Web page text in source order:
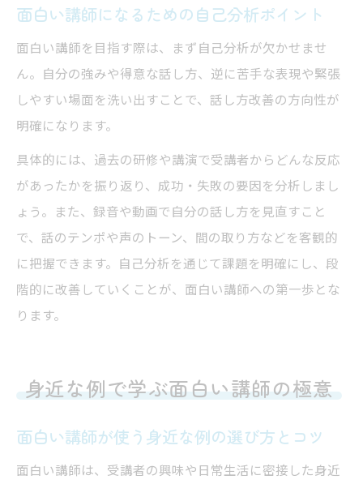
面白い講師になるための自己分析ポイント
面白い講師を目指す際は、まず自己分析が欠かせませ
ん。自分の強みや得意な話し方、逆に苦手な表現や緊張
しやすい場面を洗い出すことで、話し方改善の方向性が
明確になります。
具体的には、過去の研修や講演で受講者からどんな反応
があったかを振り返り、成功・失敗の要因を分析しまし
ょう。また、録音や動画で自分の話し方を見直すこと
で、話のテンポや声のトーン、間の取り方などを客観的
に把握できます。自己分析を通じて課題を明確にし、段
階的に改善していくことが、面白い講師への第一歩とな
ります。
身近な例で学ぶ面白い講師の極意
面白い講師が使う身近な例の選び方とコツ
面白い講師は、受講者の興味や日常生活に密接した身近